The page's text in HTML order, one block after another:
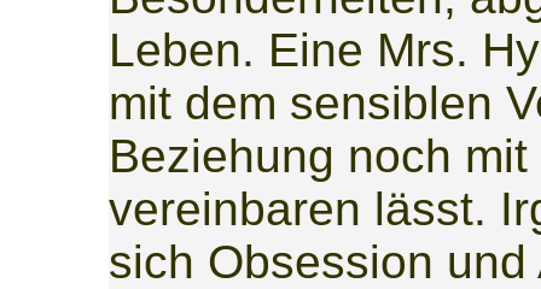
Leben. Eine Mrs.
mit dem sensiblen
Beziehung noch
vereinbaren lässt.
sich Obsession